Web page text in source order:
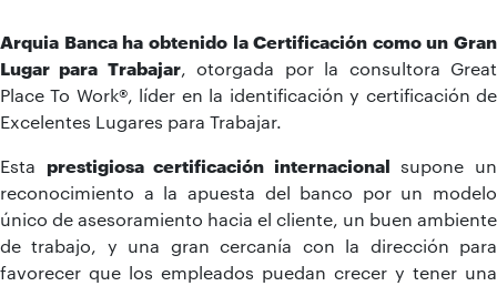
Arquia Banca ha obtenido la Certificación como un Gran
Lugar para Trabajar, otorgada por la consultora Great
Place To Work®, líder en la identificación y certificación de
Excelentes Lugares para Trabajar.
Esta prestigiosa certificación internacional supone un
reconocimiento a la apuesta del banco por un modelo
único de asesoramiento hacia el cliente, un buen ambiente
de trabajo, y una gran cercanía con la dirección para
favorecer que los empleados puedan crecer y tener una